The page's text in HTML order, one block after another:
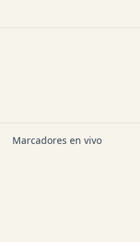
Marcadores en vivo